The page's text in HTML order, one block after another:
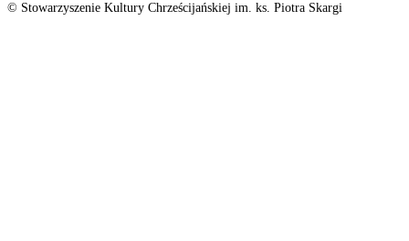
© Stowarzyszenie Kultury Chrześcijańskiej im. ks. Piotra Skargi